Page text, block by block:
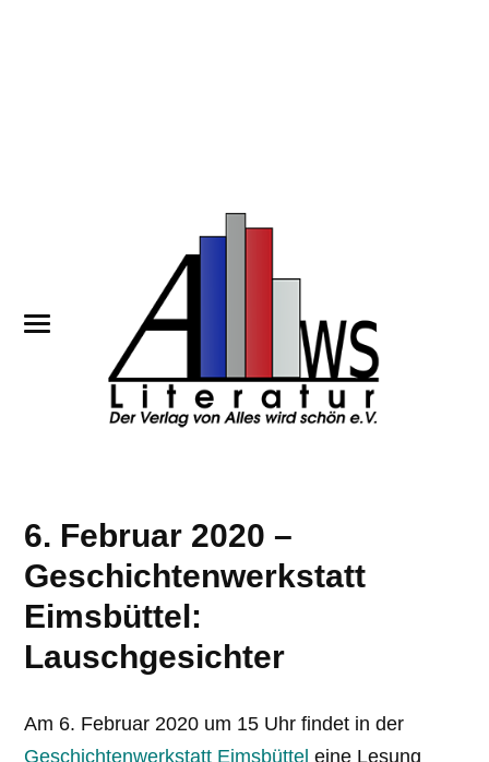
6. Februar 2020 –
Geschichtenwerkstatt
Eimsbüttel:
Lauschgesichter
Am 6. Februar 2020 um 15 Uhr findet in der
Geschichtenwerkstatt Eimsbüttel eine Lesung